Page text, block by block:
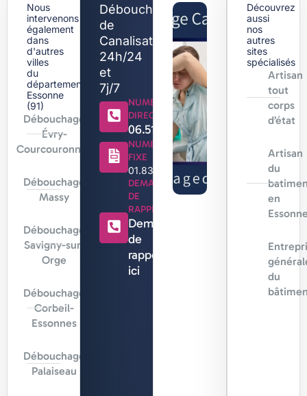
Nous
intervenons
également
dans
d'autres
villes
du
département
Essonne
(91)
Débouchage
Évry-
Courcouronnes
Débouchage
Massy
Débouchage
Savigny-sur-
Orge
Débouchage
Corbeil-
Essonnes
Débouchage
Palaiseau
Débouchage
de
Canalisation
24h/24
et
7j/7
NUMERO
DIRECT
06.51.44.18.71
NUMERO
FIXE
01.83.88.96.96
DEMANDE
DE
RAPPEL
Demande
de
rappel
ici
Découvrez
aussi
nos
autres
sites
spécialisés
Artisan
tout
corps
d’état
Artisan
du
en
du